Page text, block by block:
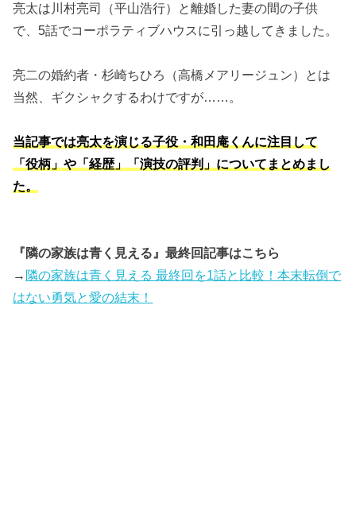
亮太は川村亮司（平山浩行）と離婚した妻の間の子供
で、5話でコーポラティブハウスに引っ越してきました。
亮二の婚約者・杉崎ちひろ（高橋メアリージュン）とは
当然、ギクシャクするわけですが……。
当記事では亮太を演じる子役・和田庵くんに注目して
「役柄」や「経歴」「演技の評判」についてまとめまし
た。
『隣の家族は青く見える』最終回記事はこちら
→ 隣の家族は青く見える 最終回を1話と比較！本末転倒で
はない勇気と愛の結末！